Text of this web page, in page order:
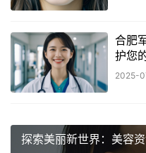
合肥
护您
2025-
探索美丽新世界：美容